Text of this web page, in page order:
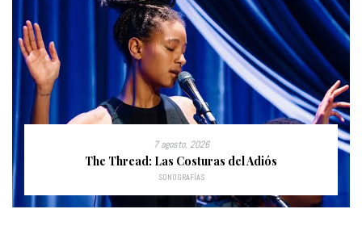
7 agosto, 2026
The Thread: Las Costuras del Adiós
SONOGRAFÍAS